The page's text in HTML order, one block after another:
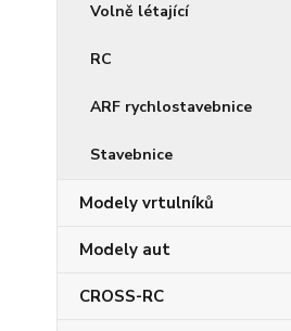
Volně létající
RC
ARF rychlostavebnice
Stavebnice
Modely vrtulníků
Modely aut
CROSS-RC